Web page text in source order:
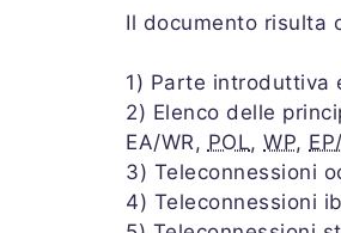
Il documento risulta
1) Parte introduttiva
2) Elenco delle
EA/WR, POL, WP,
3) Teleconnessioni
4) Teleconnessioni